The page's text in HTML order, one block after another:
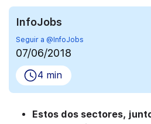
InfoJobs
Seguir a @InfoJobs
07/06/2018
4 min
Estos dos sectores,